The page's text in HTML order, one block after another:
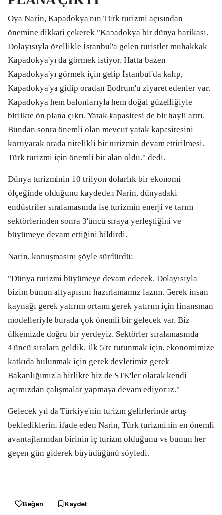
Oya Narin, Kapadokya'nın Türk turizmi açısından
önemine dikkati çekerek "Kapadokya bir dünya harikası.
Dolayısıyla özellikle İstanbul'a gelen turistler muhakkak
Kapadokya'yı da görmek istiyor. Hatta bazen
Kapadokya'yı görmek için gelip İstanbul'da kalıp,
Kapadokya'ya gidip oradan Bodrum'u ziyaret edenler var.
Kapadokya hem balonlarıyla hem doğal güzelliğiyle
birlikte ön plana çıktı. Yatak kapasitesi de bir hayli arttı.
Bundan sonra önemli olan mevcut yatak kapasitesini
koruyarak orada nitelikli bir turizmin devam ettirilmesi.
Türk turizmi için önemli bir alan oldu." dedi.
Dünya turizminin 10 trilyon dolarlık bir ekonomi
ölçeğinde olduğunu kaydeden Narin, dünyadaki
endüstriler sıralamasında ise turizmin enerji ve tarım
sektörlerinden sonra 3'üncü sıraya yerleştiğini ve
büyümeye devam ettiğini bildirdi.
Narin, konuşmasını şöyle sürdürdü:
"Dünya turizmi büyümeye devam edecek. Dolayısıyla
bizim bunun altyapısını hazırlamamız lazım. Gerek insan
kaynağı gerek yatırım ortamı gerek yatırım için finansman
modelleriyle burada çok önemli bir gelecek var. Biz
ülkemizde doğru bir yerdeyiz. Sektörler sıralamasında
4'üncü sıralara geldik. İlk 5'te tutunmak için, ekonomimize
katkıda bulunmak için gerek devletimiz gerek
Bakanlığımızla birlikte biz de STK'ler olarak kendi
açımızdan çalışmalar yapmaya devam ediyoruz."
Gelecek yıl da Türkiye'nin turizm gelirlerinde artış
beklediklerini ifade eden Narin, Türk turizminin en önemli
avantajlarından birinin iç turizm olduğunu ve bunun her
geçen gün giderek büyüdüğünü söyledi.
Beğen Kaydet